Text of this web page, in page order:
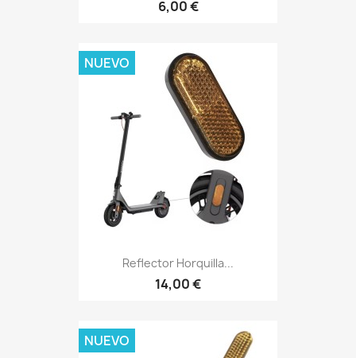
6,00 €
Reflector Horquilla...
14,00 €
NUEVO
NUEVO